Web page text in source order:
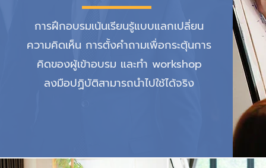
การฝึกอบรมเน้นเรียนรู้แบบแลกเปลี่ยน
ความคิดเห็น การตั้งคำถามเพื่อกระตุ้นการ
คิดของผู้เข้าอบรม และทำ workshop
ลงมือปฏิบัติสามารถนำไปใช้ได้จริง